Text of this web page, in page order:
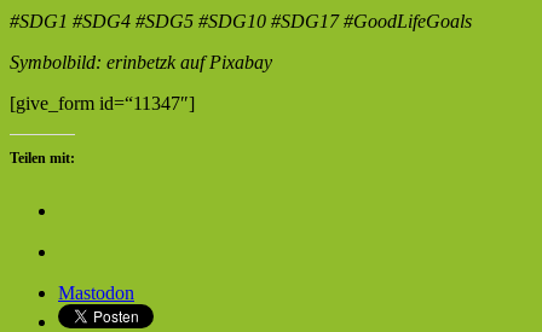
#SDG1 #SDG4 #SDG5 #SDG10 #SDG17 #GoodLifeGoals
Symbolbild: erinbetzk auf Pixabay
[give_form id=“11347″]
Teilen mit:
Mastodon